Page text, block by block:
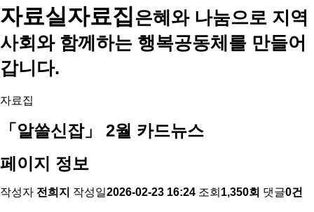
자료실자료집은혜와 나눔으로 지역
사회와 함께하는 행복공동체를 만들어
갑니다.
자료집
「알쓸신잡」 2월 카드뉴스
페이지 정보
작성자 전희지 작성일2026-02-23 16:24 조회 1,350회 댓글0건